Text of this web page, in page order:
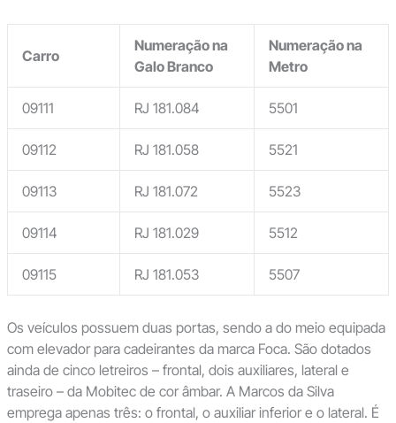
Carro
Numeração na
Galo Branco
Numeração na
Metro
09111 RJ 181.084 5501
09112 RJ 181.058 5521
09113 RJ 181.072 5523
09114 RJ 181.029 5512
09115 RJ 181.053 5507
Os veículos possuem duas portas, sendo a do meio equipada
com elevador para cadeirantes da marca Foca. São dotados
ainda de cinco letreiros – frontal, dois auxiliares, lateral e
traseiro – da Mobitec de cor âmbar. A Marcos da Silva
emprega apenas três: o frontal, o auxiliar inferior e o lateral. É